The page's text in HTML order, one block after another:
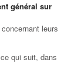
général sur
leurs
qui suit, dans